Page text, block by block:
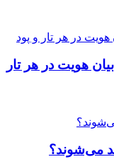
هویت در هر تار
می‌شوند؟